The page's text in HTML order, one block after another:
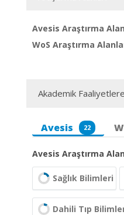
Avesis Araştırma
WoS Araştırma
Akademik
Avesis 22
Avesis Araştırma
Sağlık Bilimleri
Dahili Tıp